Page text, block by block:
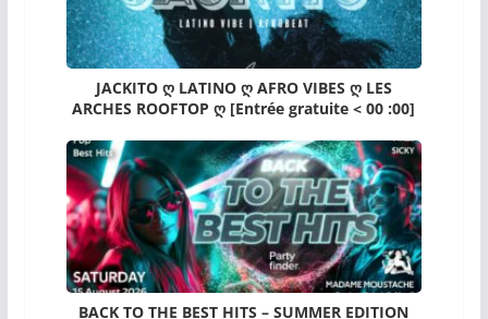
JACKITO ღ LATINO ღ AFRO VIBES ღ LES
ARCHES ROOFTOP ღ [Entrée gratuite < 00 :00]
BACK TO THE BEST HITS – SUMMER EDITION